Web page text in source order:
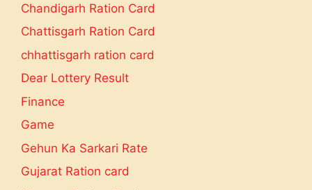
Chandigarh Ration Card
Chattisgarh Ration Card
chhattisgarh ration card
Dear Lottery Result
Finance
Game
Gehun Ka Sarkari Rate
Gujarat Ration card